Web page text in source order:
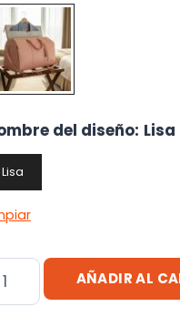
del diseño: Lisa
Lisa
AÑADIR AL